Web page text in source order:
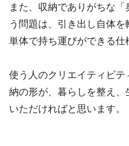
また、収納でありがちな
う問題は、引き出し自体
単体で持ち運びができる仕
使う人のクリエイティビ
納の形が、暮らしを整え
いただければと思います。